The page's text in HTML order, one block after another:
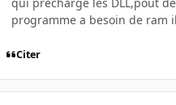
programme a besoin de ram
Citer